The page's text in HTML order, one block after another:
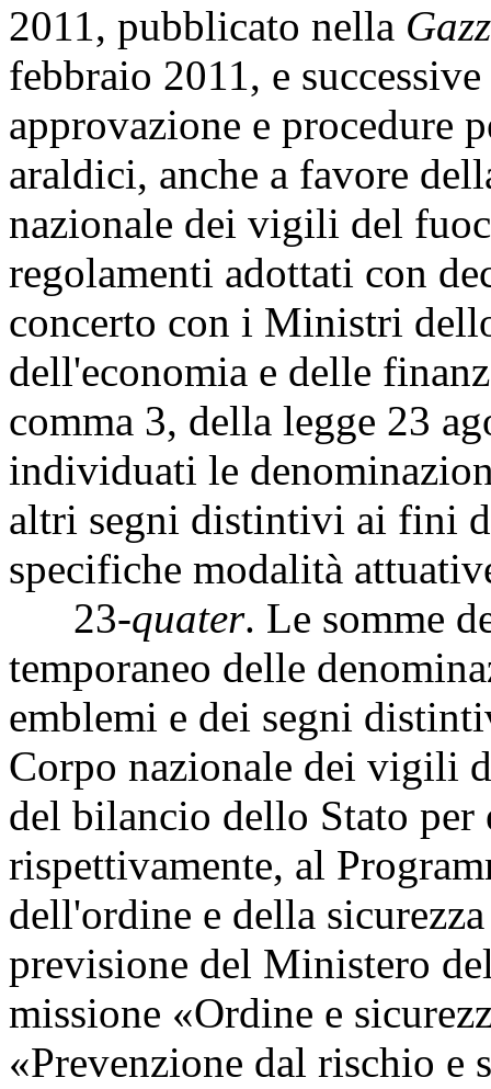
2011, pubblicato nella
febbraio 2011, e
approvazione e procedure
araldici, anche a favore
nazionale dei vigili del
regolamenti adottati con
concerto con i Ministri
dell'economia e delle
comma 3, della legge 23
individuati le
altri segni distintivi ai fini
specifiche modalità
23-quater. Le somme
temporaneo delle
emblemi e dei segni
Corpo nazionale dei vigili
del bilancio dello Stato per
rispettivamente, al
dell'ordine e della
previsione del Ministero
missione «Ordine e
«Prevenzione dal rischio e